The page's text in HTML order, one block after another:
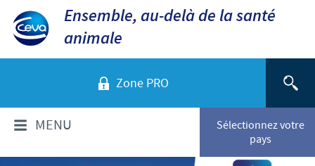
Ensemble, au-delà de la santé
animale
Zone PRO
Sélectionnez votre
pays
MENU